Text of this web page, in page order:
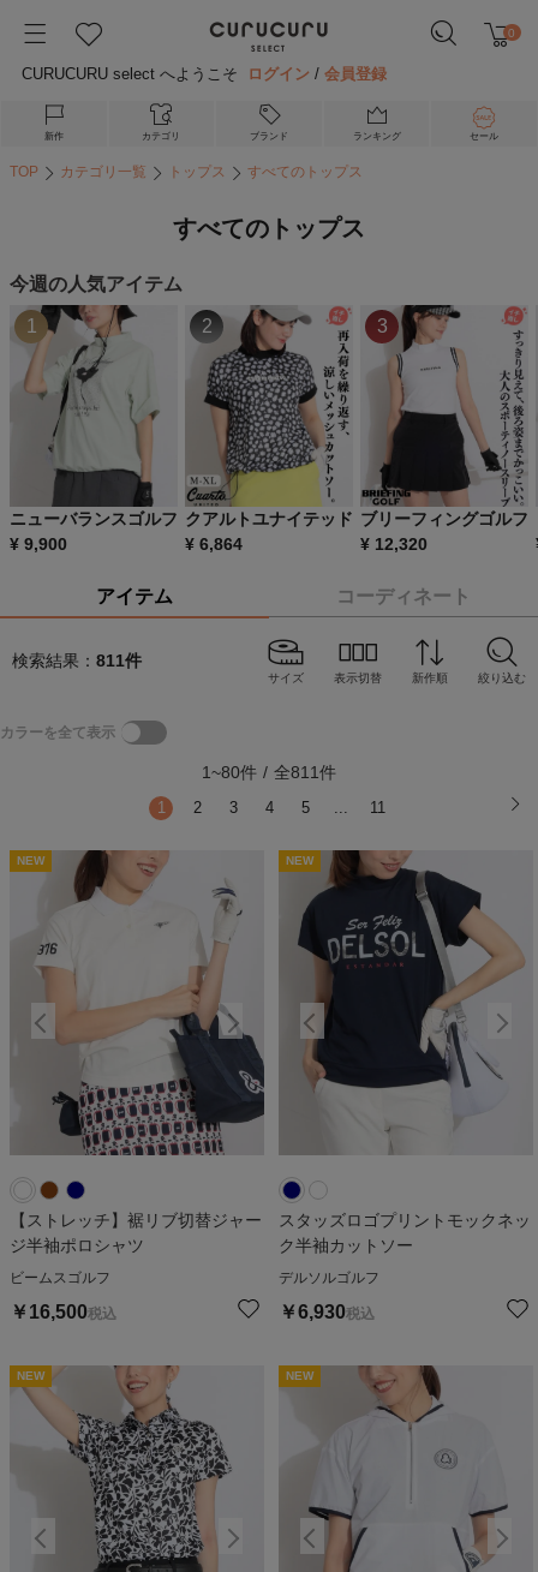
0
CURUCURU select へようこそ ログイン /会員登録
新作 カテゴリ ブランド ランキング セール
TOP カテゴリ一覧 トップス すべてのトップス
すべてのトップス
今週の人気アイテム
ニューバランスゴルフ
¥ 9,900
1
クアルトユナイテッド
¥ 6,864
2
ブリーフィングゴルフ
¥ 12,320
3
アイテム コーディネート
検索結果： 811件
サイズ 表示切替 新作順 絞り込む
カラーを全て表示
1~80件 / 全811件
1 2 3 4 5 ... 11
NEW NEW
【ストレッチ】裾リブ切替ジャー
ジ半袖ポロシャツ
ビームスゴルフ
￥ 16,500税込
NEW NEW
スタッズロゴプリントモックネッ
ク半袖カットソー
デルソルゴルフ
￥6,930税込
NEW NEW
NEW NEW